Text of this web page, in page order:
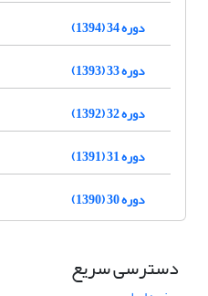
دوره 34 (1394)
دوره 33 (1393)
دوره 32 (1392)
دوره 31 (1391)
دوره 30 (1390)
دسترسی سریع